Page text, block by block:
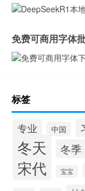
免费可商用字体
标签
专业 中国
冬天 冬季
宋代 宝宝